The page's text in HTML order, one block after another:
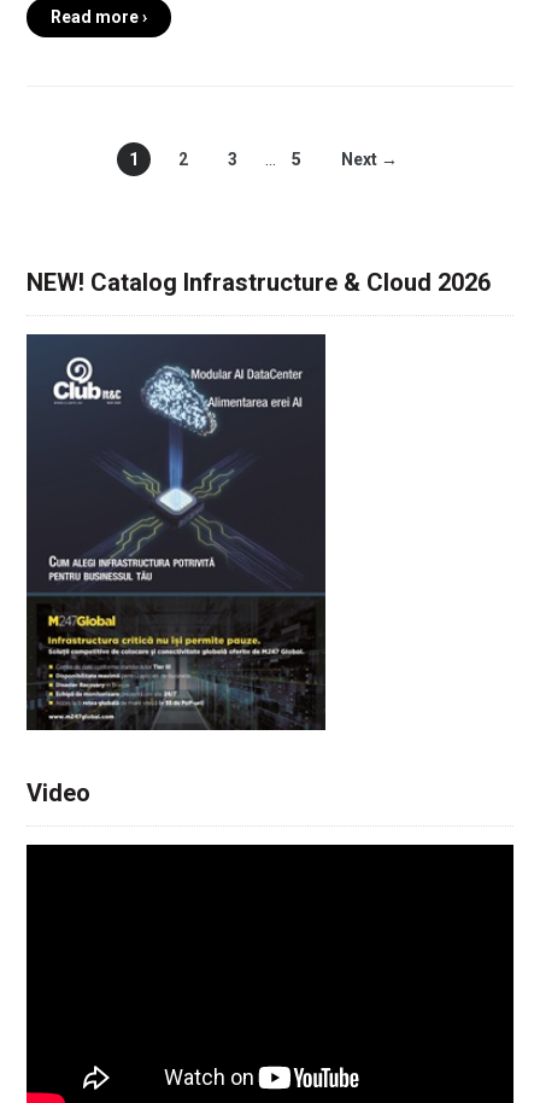
Read more ›
1 2 3 5 Next →
NEW! Catalog Infrastructure & Cloud 2026
Video